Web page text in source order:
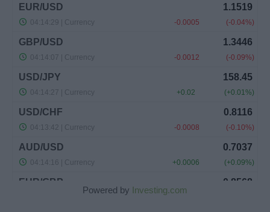
Powered by Investing.com